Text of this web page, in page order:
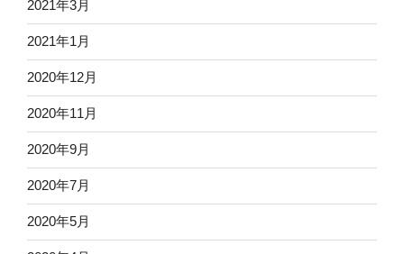
2021年3月
2021年1月
2020年12月
2020年11月
2020年9月
2020年7月
2020年5月